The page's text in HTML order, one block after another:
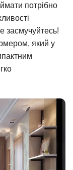
потрібно
засмучуйтесь!
який у